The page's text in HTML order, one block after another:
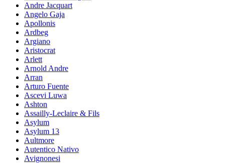
Andre Jacquart
Angelo Gaja
Apollonis
Ardbeg
Argiano
Aristocrat
Arlett
Arnold Andre
Arran
Arturo Fuente
Ascevi Luwa
Ashton
Assailly-Leclaire & Fils
Asylum
Asylum 13
Aultmore
Autentico Nativo
Avignonesi